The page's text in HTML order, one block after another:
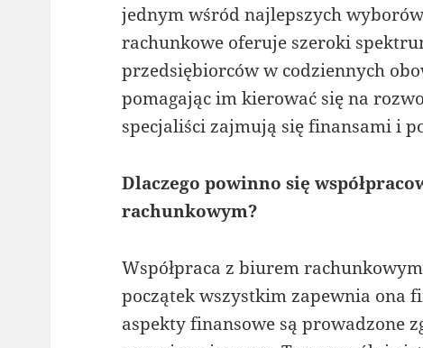
jednym wśród najlepszych
rachunkowe oferuje szeroki
przedsiębiorców w codziennych
pomagając im kierować się na
specjaliści zajmują się finansami i
Dlaczego powinno się
rachunkowym?
Współpraca z biurem
początek wszystkim zapewnia ona
aspekty finansowe są prowadzone